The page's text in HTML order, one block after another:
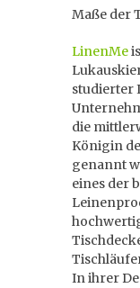
Maße der
LinenMe
studierter
die
Königin
genannt
eines der
In ihrer